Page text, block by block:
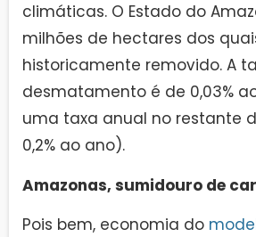
climáticas. O Estado do
milhões de hectares dos
historicamente removido. A
desmatamento é de 0,03%
uma taxa anual no restante
0,2% ao ano).
Amazonas, sumidouro de
Pois bem, economia do